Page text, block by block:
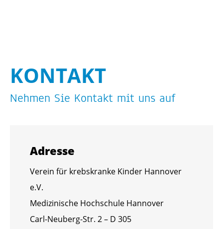
KON­TAKT
Neh­men Sie Kon­takt mit uns auf
Adres­se
Ver­ein für krebs­kran­ke Kin­der Han­no­ver
e.V.
Me­di­zi­ni­sche Hoch­schu­le Han­no­ver
Carl-Neu­berg-Str. 2 – D 305